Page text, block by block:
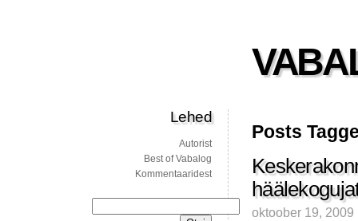
Posts
oktoober 19, 2009
Lehed
Autorist
Best of Vabalog
Kommentaaridest